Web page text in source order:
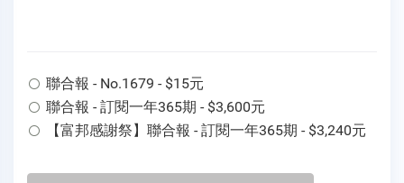
聯合報 - No.1679 - $15元
聯合報 - 訂閱一年365期 - $3,600元
【富邦感謝祭】聯合報 - 訂閱一年365期 - $3,240元